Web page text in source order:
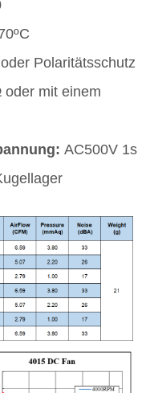
Polaritätsschutz
oder mit einem
AC500V 1s